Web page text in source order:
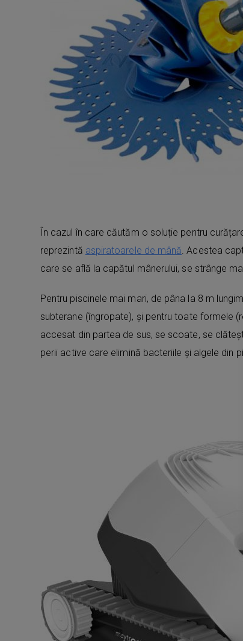
În cazul în care căutăm o soluție pentru
reprezintă aspiratoarele de mână. Acestea
care se află la capătul mânerului, se strânge
Pentru piscinele mai mari, de pâna la 8 m
subterane (îngropate), și pentru toate formele
accesat din partea de sus, se scoate, se
perii active care elimină bacteriile și algele din